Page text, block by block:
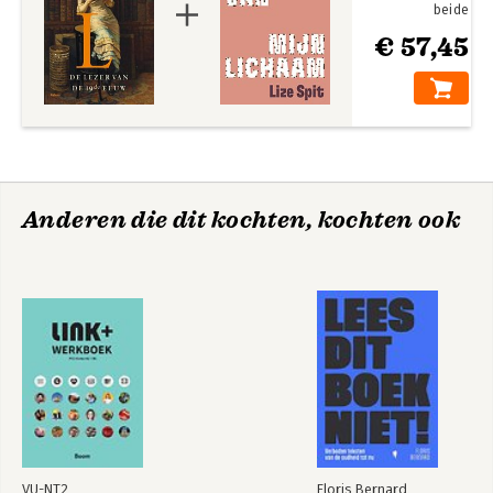
€ 57,45
beide
Anderen die dit kochten, kochten ook
VU-NT2 Floris Bernard